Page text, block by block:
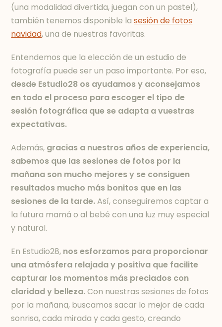
(una modalidad divertida, juegan con un pastel),
también tenemos disponible lasesión de fotos
navidad, una de nuestras favoritas.
Entendemos que la elección de un estudio de
fotografía puede ser un paso importante. Por eso,
desde Estudio28 os ayudamos y aconsejamos
en todo el proceso para escoger el tipo de
sesión fotográfica que se adapta a vuestras
expectativas.
Además, gracias a nuestros años de experiencia,
sabemos que las sesiones de fotos por la
mañana son mucho mejores y se consiguen
resultados mucho más bonitos que en las
sesiones de la tarde.Así, conseguiremos captar a
la futura mamá o al bebé con una luz muy especial
y natural.
En Estudio28, nos esforzamos para proporcionar
una atmósfera relajada y positiva que facilite
capturar los momentos más preciados con
claridad y belleza.Con nuestras sesiones de fotos
por la mañana, buscamos sacar lo mejor de cada
sonrisa, cada mirada y cada gesto, creando